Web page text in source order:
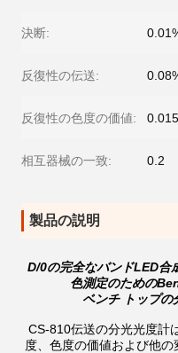
決断:
反復性の伝送:
反復性の色度の価値: 0.015
相互器械の一致: 0.2
製品の説明
D/0の完全なバンドLED合
色測定のための
ベンチ トップの
CS-810伝送の分光光度計
度、色度の価値および他